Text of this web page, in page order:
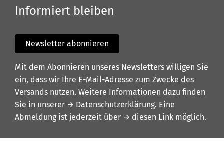
Informiert bleiben
Newsletter abonnieren
Mit dem Abonnieren unseres Newsletters willigen Sie
ein, dass wir Ihre E-Mail-Adresse zum Zwecke des
Versands nutzen. Weitere Informationen dazu finden
Sie in unserer → Datenschutzerklärung. Eine
Abmeldung ist jederzeit über → diesen Link möglich.